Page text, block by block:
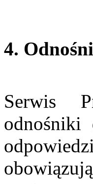
4.
Serwis
odnośniki